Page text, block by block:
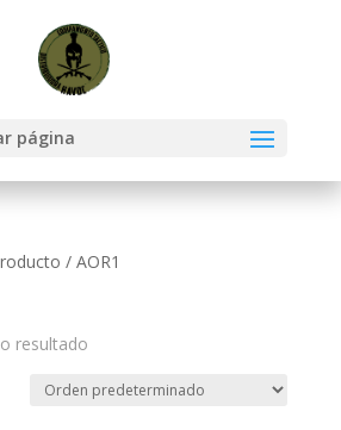
página
/ AOR1
resultado